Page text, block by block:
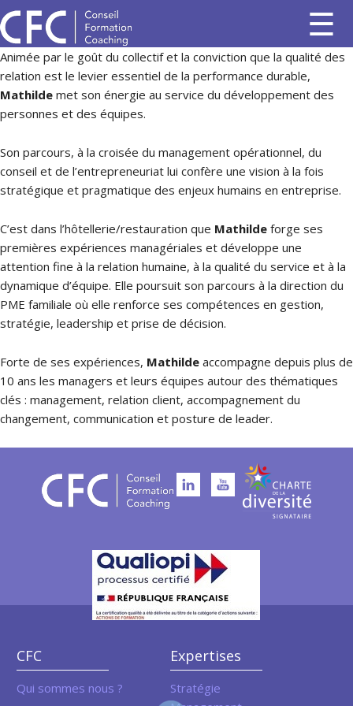
Animée par le goût du collectif et la conviction que la qualité des
relation est le levier essentiel de la performance durable,
Mathilde met son énergie au service du développement des
personnes et des équipes.
Son parcours, à la croisée du management opérationnel, du
conseil et de l’entrepreneuriat lui confère une vision à la fois
stratégique et pragmatique des enjeux humains en entreprise.
C’est dans l’hôtellerie/restauration que Mathilde forge ses
premières expériences managériales et développe une
attention fine à la relation humaine, à la qualité du service et à la
dynamique d’équipe. Elle poursuit son parcours à la direction du
PME familiale où elle renforce ses compétences en gestion,
stratégie, leadership et prise de décision.
Forte de ses expériences, Mathilde accompagne depuis plus de
10 ans les managers et leurs équipes autour des thématiques
clés : management, relation client, accompagnement du
changement, communication et posture de leader.
CFC
Qui sommes nous ?
Expertises
Stratégie